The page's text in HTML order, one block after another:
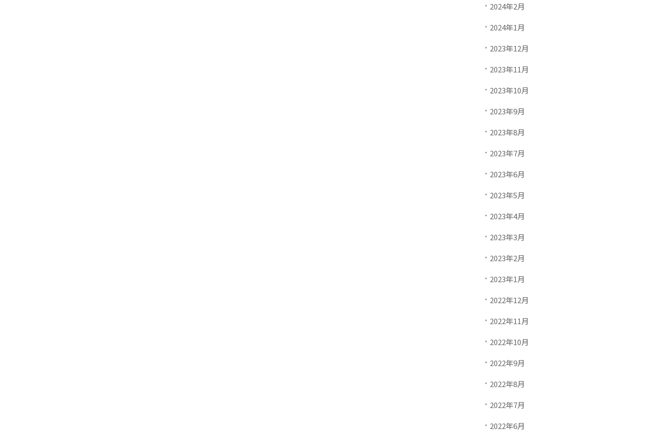
2024年2月
2024年1月
2023年12月
2023年11月
2023年10月
2023年9月
2023年8月
2023年7月
2023年6月
2023年5月
2023年4月
2023年3月
2023年2月
2023年1月
2022年12月
2022年11月
2022年10月
2022年9月
2022年8月
2022年7月
2022年6月